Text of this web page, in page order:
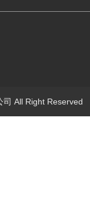
司 All Right